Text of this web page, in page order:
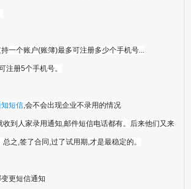
一个账户(账簿)最多可注册多少个手机号...
注册5个手机号。
短信 ,会不会出现企业不录用的情况
到人家录用通知,邮件短信电话都有。后来他们又来
之,签了合同,过了试用期,才是最稳定的。
更短信通知